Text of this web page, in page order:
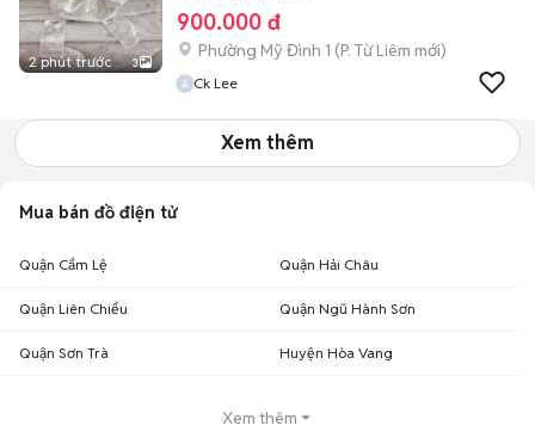
2 phút trước 3
900.000 đ
Phường Mỹ Đình 1 (P. Từ Liêm mới)
Ck Lee
Xem thêm
Mua bán đồ điện tử
Quận Cẩm Lệ Quận Hải Châu
Quận Liên Chiểu Quận Ngũ Hành Sơn
Quận Sơn Trà Huyện Hòa Vang
Xem thêm